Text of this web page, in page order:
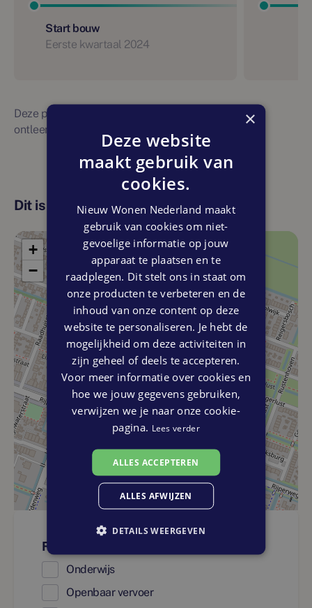
Start bouw
Eerste kwartaal 2024
Deze planning is indicatief. Er kunnen geen rechten
ontleend worden aan bovenstaande planning
Dit is de locatie
+
−
Faciliteiten
Onderwijs
Openbaar vervoer
×
Deze website
maakt gebruik van
cookies.
Nieuw Wonen Nederland maakt
gebruik van cookies om niet-
gevoelige informatie op jouw
apparaat te plaatsen en te
raadplegen. Dit stelt ons in staat om
onze producten te verbeteren en de
inhoud van onze content op deze
website te personaliseren. Je hebt de
mogelijkheid om deze activiteiten in
zijn geheel of deels te accepteren.
Voor meer informatie over cookies en
hoe we jouw gegevens gebruiken,
verwijzen we je naar onze cookie-
pagina. Lees verder
ALLES ACCEPTEREN
ALLES AFWIJZEN
DETAILS WEERGEVEN